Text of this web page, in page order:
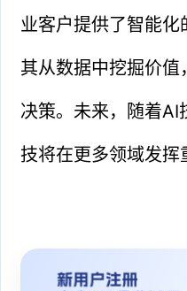
业客户提供了智能化
其从数据中挖掘价
决策。未来，随着AI
技将在更多领域发挥